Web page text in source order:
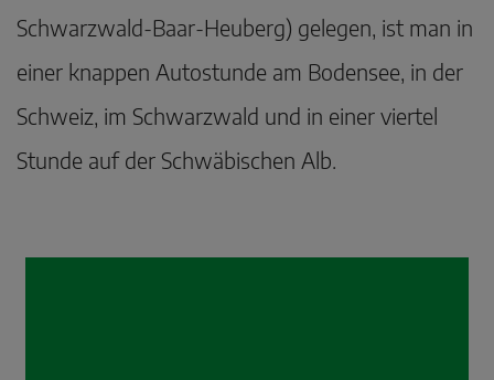
Schwarzwald-Baar-Heuberg) gelegen, ist man in
einer knappen Autostunde am Bodensee, in der
Schweiz, im Schwarzwald und in einer viertel
Stunde auf der Schwäbischen Alb.